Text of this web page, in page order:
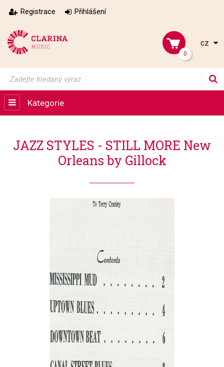
Registrace Přihlášení
0
cz
Kategorie
JAZZ STYLES - STILL MORE New
Orleans by Gillock